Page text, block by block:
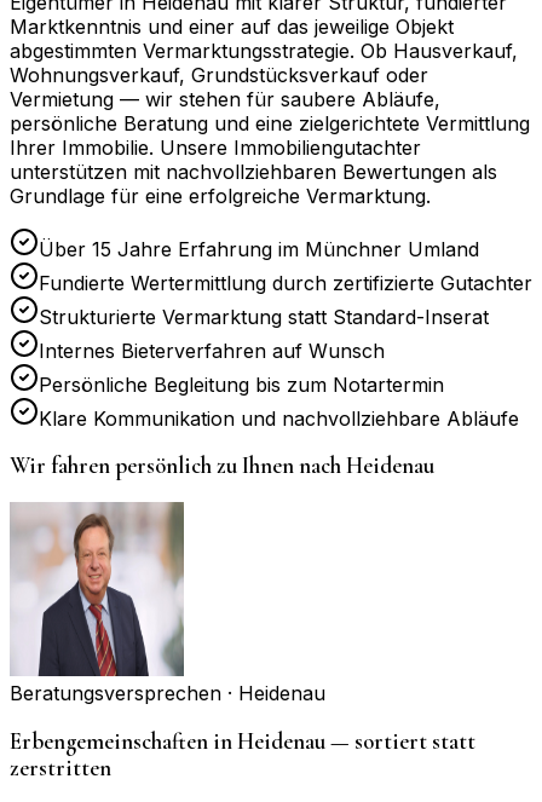
Marktkenntnis und einer auf das jeweilige Objekt
abgestimmten Vermarktungsstrategie. Ob Hausverkauf,
Wohnungsverkauf, Grundstücksverkauf oder
Vermietung — wir stehen für saubere Abläufe,
persönliche Beratung und eine zielgerichtete Vermittlung
Ihrer Immobilie. Unsere Immobiliengutachter
unterstützen mit nachvollziehbaren Bewertungen als
Grundlage für eine erfolgreiche Vermarktung.
Über 15 Jahre Erfahrung im Münchner Umland
Fundierte Wertermittlung durch zertifizierte Gutachter
Strukturierte Vermarktung statt Standard-Inserat
Internes Bieterverfahren auf Wunsch
Persönliche Begleitung bis zum Notartermin
Klare Kommunikation und nachvollziehbare Abläufe
Wir fahren persönlich zu Ihnen nachHeidenau
Beratungsversprechen · Heidenau
Erbengemeinschaften in Heidenau — sortiert statt
zerstritten